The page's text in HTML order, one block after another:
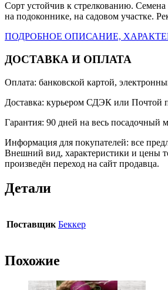
Сорт устойчив к стрелкованию.
на подоконнике, на садовом участке.
ПОДРОБНОЕ ОПИСАНИЕ,
ДОСТАВКА И ОПЛАТА
Оплата: банковской картой,
Доставка: курьером СДЭК или Почтой
Гарантия: 90 дней на весь посадочный
Информация для покупателей: все
Внешний вид, характеристики и цены
произведён переход на сайт продавца.
Детали
Поставщик Беккер
Похожие